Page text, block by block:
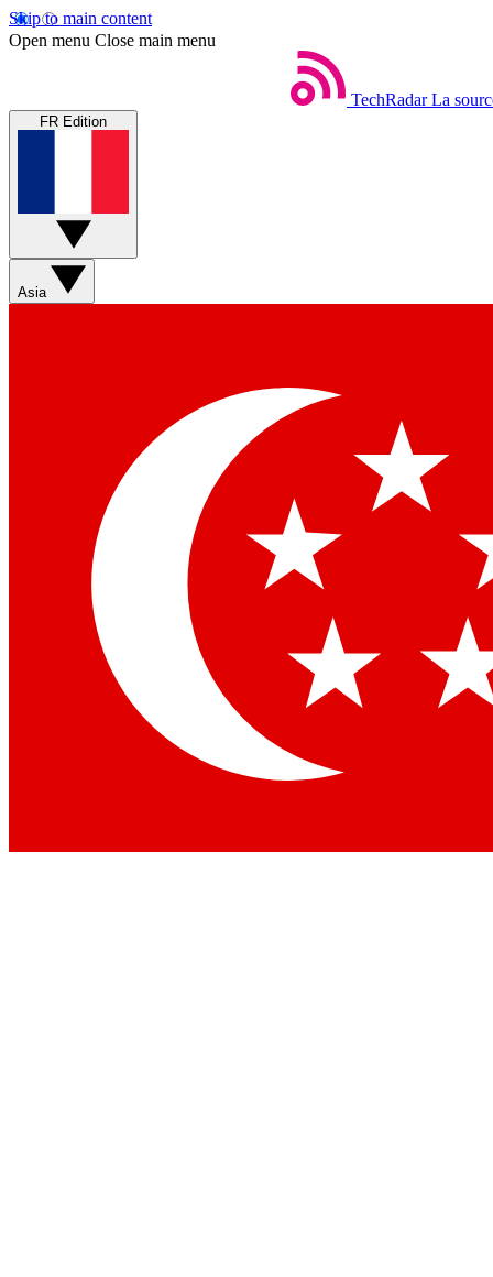
Skip to main content
Open menu Close main menu
TechRadar La
FR Edition
Asia